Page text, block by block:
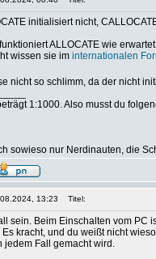
initialisiert nicht,
ALLOCATE wie
wissen sie im internationalen
nicht so schlimm, da der nicht
1:1000. Also musst du
sowieso nur Nerdinauten, die
13:23 Titel:
sein. Beim Einschalten vom PC
Es kracht, und du weißt nicht
jedem Fall gemacht wird.